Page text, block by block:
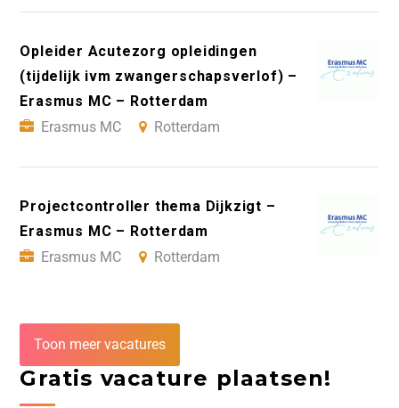
Opleider Acutezorg opleidingen
(tijdelijk ivm zwangerschapsverlof) –
Erasmus MC – Rotterdam
Erasmus MC
Rotterdam
Projectcontroller thema Dijkzigt –
Erasmus MC – Rotterdam
Erasmus MC
Rotterdam
Toon meer vacatures
Gratis vacature plaatsen!